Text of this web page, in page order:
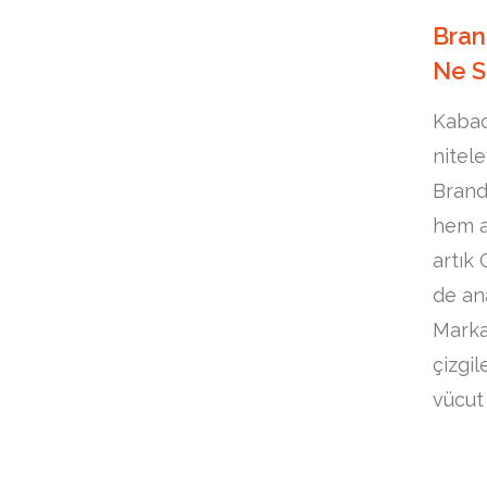
Ne
hem
artık
de
vücut